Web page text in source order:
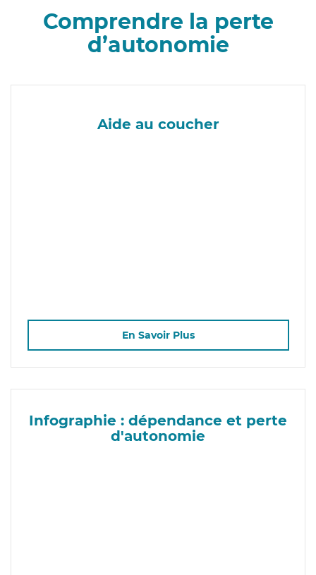
Comprendre la perte
d’autonomie
Aide au coucher
En Savoir Plus
Infographie : dépendance et perte
d'autonomie